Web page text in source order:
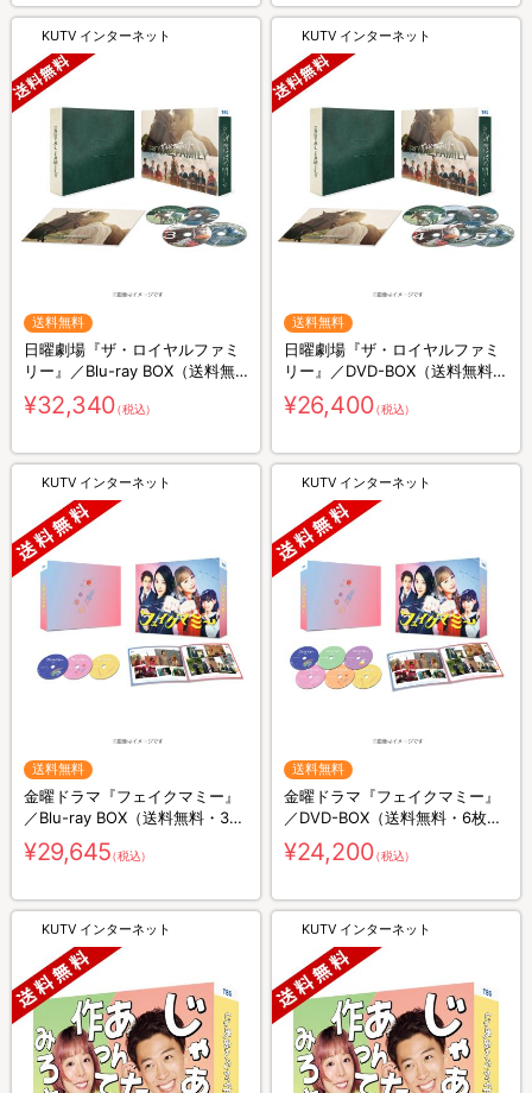
KUTV インターネット
送料無料
日曜劇場『ザ・ロイヤルファミ
リー』／Blu-ray BOX（送料無
料・4枚組）
¥32,340（税込）
KUTV インターネット
送料無料
日曜劇場『ザ・ロイヤルファミ
リー』／DVD-BOX（送料無料・
6枚組）
¥26,400（税込）
KUTV インターネット
送料無料
金曜ドラマ『フェイクマミー』
／Blu-ray BOX（送料無料・3枚
組）
¥29,645（税込）
KUTV インターネット
送料無料
金曜ドラマ『フェイクマミー』
／DVD-BOX（送料無料・6枚
組）
¥24,200（税込）
KUTV インターネット KUTV インターネット